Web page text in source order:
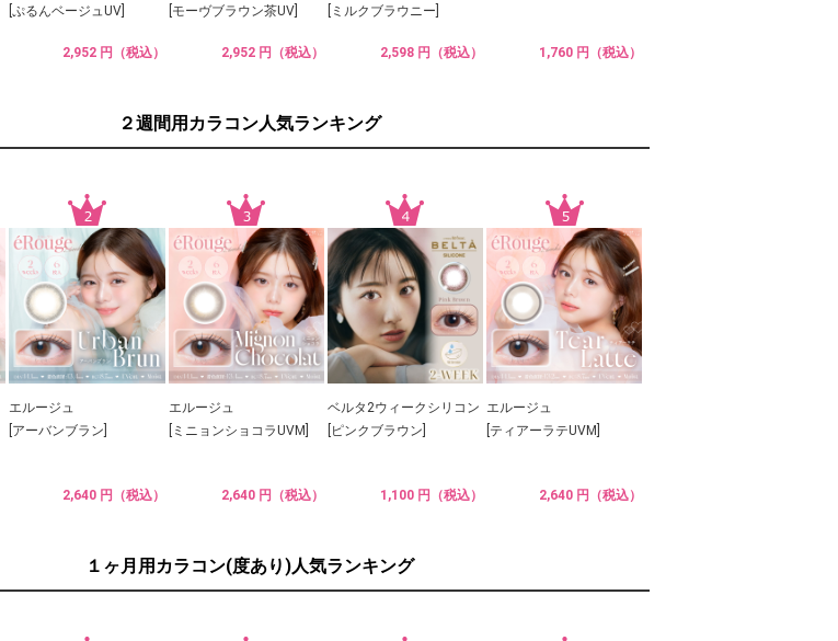
[ぷるんベージュUV]
2,952 円（税込）
[モーヴブラウン茶UV]
2,952 円（税込）
[ミルクブラウニー]
2,598 円（税込） 1,760 円（税込）
２週間用カラコン人気ランキング
エルージュ
[アーバンブラン]
2,640 円（税込）
エルージュ
[ミニョンショコラUVM]
2,640 円（税込）
ベルタ2ウィークシリコン
[ピンクブラウン]
1,100 円（税込）
エルージュ
[ティアーラテUVM]
2,640 円（税込）
１ヶ月用カラコン(度あり)人気ランキング